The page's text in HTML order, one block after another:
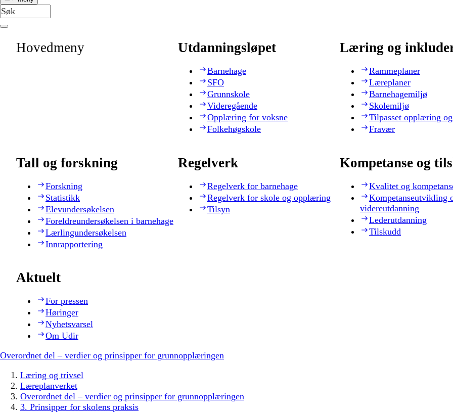
Hovedmeny Utdanningsløpet
Barnehage
SFO
Grunnskole
Videregående
Opplæring for voksne
Folkehøgskole
Læring og
Rammeplaner
Læreplaner
Barnehagemiljø
Skolemiljø
Tilpasset opplæring
Fravær
Tall og forskning
Forskning
Statistikk
Elevundersøkelsen
Foreldreundersøkelsen i barnehage
Lærlingundersøkelsen
Innrapportering
Regelverk
Regelverk for barnehage
Regelverk for skole og opplæring
Tilsyn
Kompetanse og
Kvalitet og
Kompetanseutvikling
videreutdanning
Lederutdanning
Tilskudd
Aktuelt
For pressen
Høringer
Nyhetsvarsel
Om Udir
Overordnet del – verdier og prinsipper for grunnopplæringen
Læring og trivsel
Læreplanverket
Overordnet del – verdier og prinsipper for grunnopplæringen
3. Prinsipper for skolens praksis